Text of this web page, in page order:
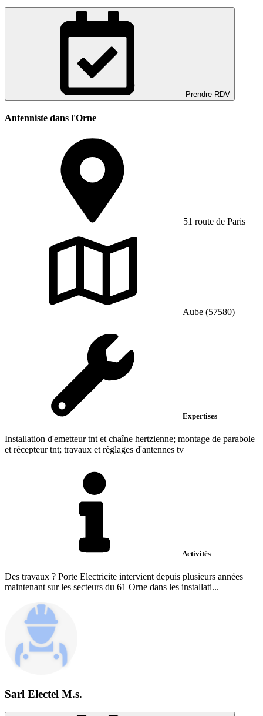
Prendre RDV
Antenniste dans l'Orne
51 route de Paris
Aube (57580)
Expertises
Installation d'emetteur tnt et chaîne hertzienne; montage de parabole
et récepteur tnt; travaux et règlages d'antennes tv
Activités
Des travaux ? Porte Electricite intervient depuis plusieurs années
maintenant sur les secteurs du 61 Orne dans les installati...
Sarl Electel M.s.